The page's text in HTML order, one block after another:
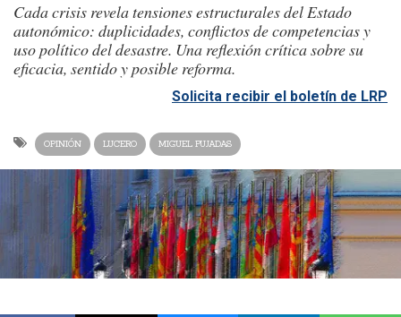
Cada crisis revela tensiones estructurales del Estado
autonómico: duplicidades, conflictos de competencias y
uso político del desastre. Una reflexión crítica sobre su
eficacia, sentido y posible reforma.
Solicita recibir el boletín de LRP
OPINIÓN LUCERO MIGUEL PUJADAS